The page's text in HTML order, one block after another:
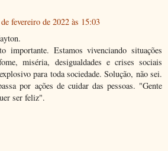
fevereiro de 2022 às 15:03
importante. Estamos vivenciando situações
miséria, desigualdades e crises sociais
para toda sociedade. Solução, não sei.
por ações de cuidar das pessoas. "Gente
ser feliz".